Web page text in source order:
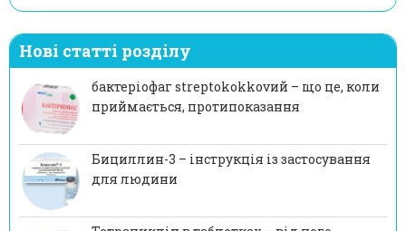
Нові статті розділу
бактеріофаг streptokokkovий – що це, коли
приймається, протипоказання
Бициллин-3 – інструкція із застосування
для людини